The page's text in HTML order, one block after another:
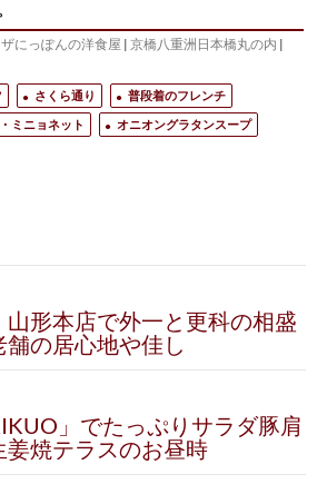
ザにっぽんの洋食屋 | 京橋八重洲日本橋丸の内 |
さくら通り
普段着のフレンチ
ミニョネット オニオングラタンスープ
形本店で外一と更科の相盛
の居心地や佳し
」でたっぷりサラダ豚肩
姜焼テラスのお昼時